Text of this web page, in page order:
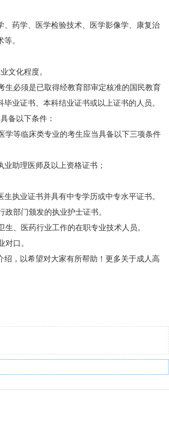
药学、医学检验技术、医学影像学、康复治
。
文化程度。
生必须是已取得经教育部审定核准的国民教育
业证书、本科结业证书或以上证书的人员。
备以下条件：
学等临床类专业的考生应当具备以下三项条件
助理医师及以上资格证书；
执业证书并具有中专学历或中专水平证书。
部门颁发的执业护士证书。
、医药行业工作的在职专业技术人员。
对口。
， 以希望对大家有所帮助！更多关于成人高